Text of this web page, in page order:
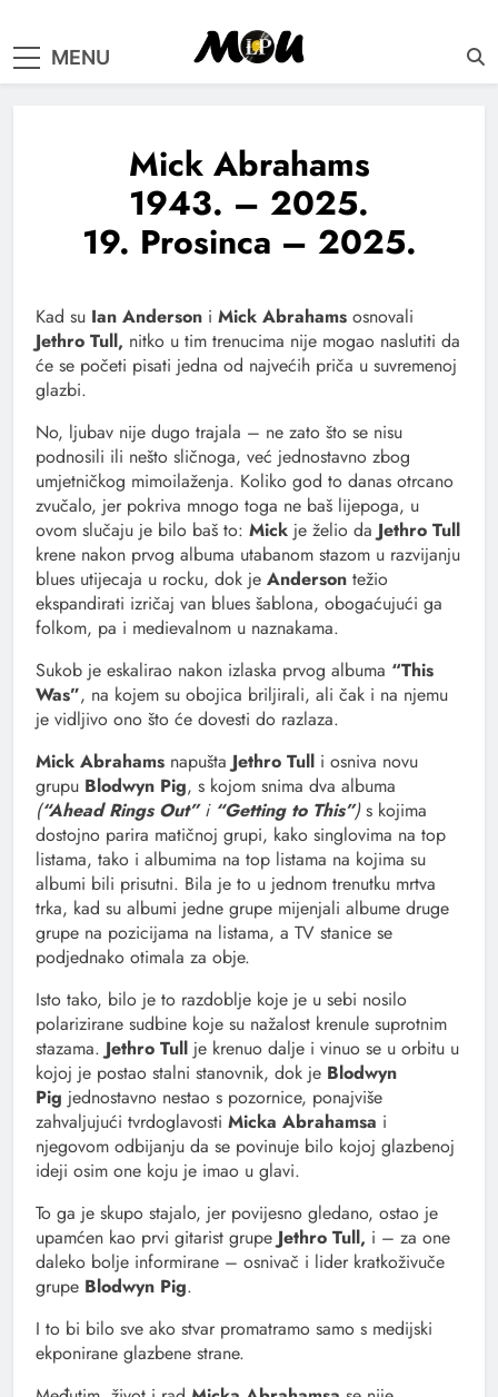
samo muzika i …..
MENU
Mick Abrahams
1943. – 2025.
19. Prosinca – 2025.
Kad su Ian Anderson i Mick Abrahams osnovali
Jethro Tull, nitko u tim trenucima nije mogao naslutiti da
će se početi pisati jedna od najvećih priča u suvremenoj
glazbi.
No, ljubav nije dugo trajala – ne zato što se nisu
podnosili ili nešto sličnoga, već jednostavno zbog
umjetničkog mimoilaženja. Koliko god to danas otrcano
zvučalo, jer pokriva mnogo toga ne baš lijepoga, u
ovom slučaju je bilo baš to: Mick je želio da Jethro Tull
krene nakon prvog albuma utabanom stazom u razvijanju
blues utijecaja u rocku, dok je Anderson težio
ekspandirati izričaj van blues šablona, obogaćujući ga
folkom, pa i medievalnom u naznakama.
Sukob je eskalirao nakon izlaska prvog albuma “This
Was”, na kojem su obojica briljirali, ali čak i na njemu
je vidljivo ono što će dovesti do razlaza.
Mick Abrahams napušta Jethro Tull i osniva novu
grupu Blodwyn Pig, s kojom snima dva albuma
(“Ahead Rings Out”i “Getting to This”)s kojima
dostojno parira matičnoj grupi, kako singlovima na top
listama, tako i albumima na top listama na kojima su
albumi bili prisutni. Bila je to u jednom trenutku mrtva
trka, kad su albumi jedne grupe mijenjali albume druge
grupe na pozicijama na listama, a TV stanice se
podjednako otimala za obje.
Isto tako, bilo je to razdoblje koje je u sebi nosilo
polarizirane sudbine koje su nažalost krenule suprotnim
stazama. Jethro Tull je krenuo dalje i vinuo se u orbitu u
kojoj je postao stalni stanovnik, dok je Blodwyn
Pig jednostavno nestao s pozornice, ponajviše
zahvaljujući tvrdoglavosti Micka Abrahamsa i
njegovom odbijanju da se povinuje bilo kojoj glazbenoj
ideji osim one koju je imao u glavi.
To ga je skupo stajalo, jer povijesno gledano, ostao je
upamćen kao prvi gitarist grupe Jethro Tull, i – za one
daleko bolje informirane – osnivač i lider kratkoživuče
grupe Blodwyn Pig.
I to bi bilo sve ako stvar promatramo samo s medijski
ekponirane glazbene strane.